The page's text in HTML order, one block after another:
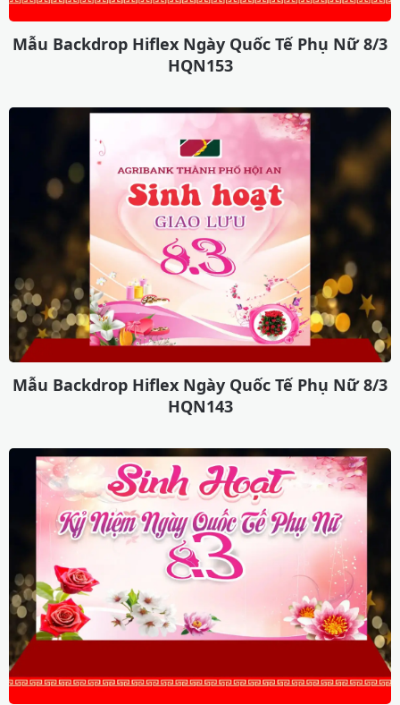
Mẫu Backdrop Hiflex Ngày Quốc Tế Phụ Nữ 8/3
HQN153
Mẫu Backdrop Hiflex Ngày Quốc Tế Phụ Nữ 8/3
HQN143